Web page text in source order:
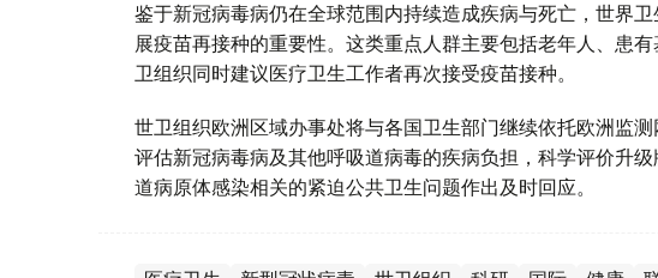
鉴于新冠病毒病仍在全球范围内持续造成疾病与死亡，世界
展疫苗再接种的重要性。这类重点人群主要包括老年人、患
卫组织同时建议医疗卫生工作者再次接受疫苗接种。
世卫组织欧洲区域办事处将与各国卫生部门继续依托欧洲监
评估新冠病毒病及其他呼吸道病毒的疾病负担，科学评价升
道病原体感染相关的紧迫公共卫生问题作出及时回应。